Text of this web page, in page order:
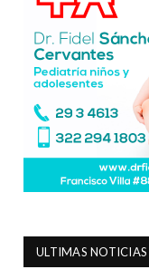
ULTIMAS NOTICIAS